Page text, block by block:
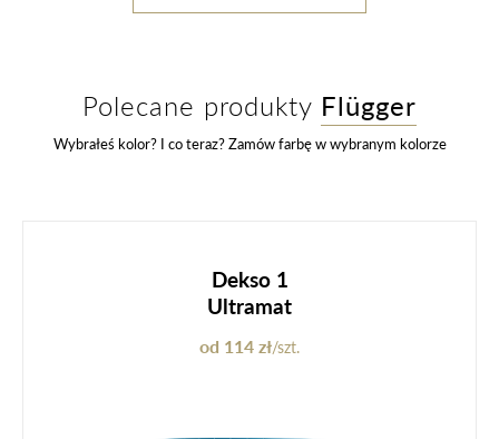
Polecane produkty Flügger
Wybrałeś kolor? I co teraz? Zamów farbę w wybranym kolorze
Dekso 1
Ultramat
od 114 zł/szt.